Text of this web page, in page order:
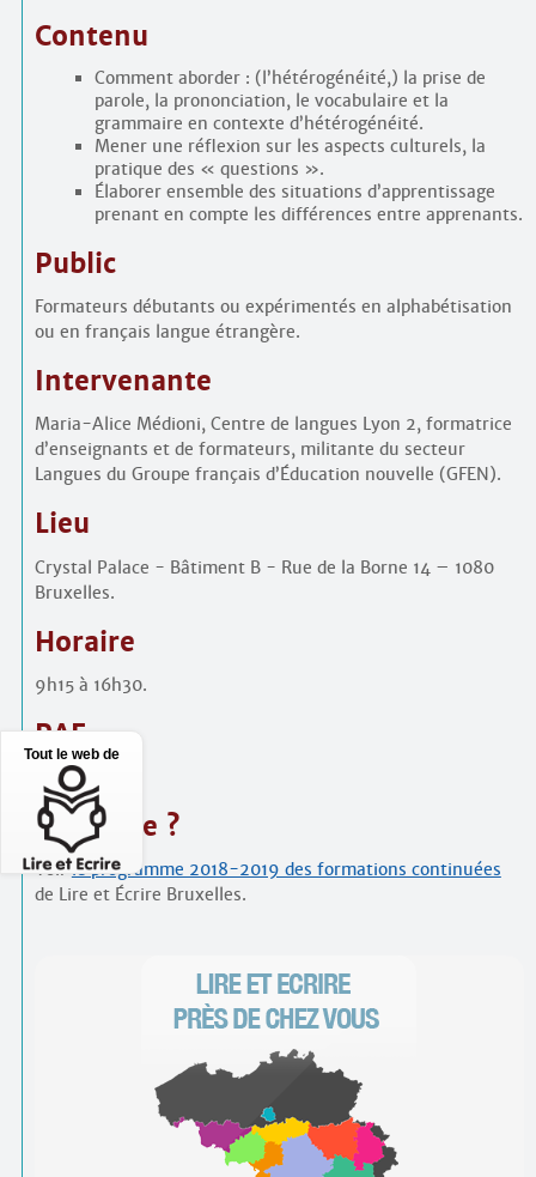
Contenu
Comment aborder : (l’hétérogénéité,) la prise de
parole, la prononciation, le vocabulaire et la
grammaire en contexte d’hétérogénéité.
Mener une réflexion sur les aspects culturels, la
pratique des « questions ».
Élaborer ensemble des situations d’apprentissage
prenant en compte les différences entre apprenants.
Public
Formateurs débutants ou expérimentés en alphabétisation
ou en français langue étrangère.
Intervenante
Maria-Alice Médioni, Centre de langues Lyon 2, formatrice
d’enseignants et de formateurs, militante du secteur
Langues du Groupe français d’Éducation nouvelle (GFEN).
Lieu
Crystal Palace - Bâtiment B - Rue de la Borne 14 – 1080
Bruxelles.
Horaire
9h15 à 16h30.
PAF
75 €.
S’inscrire ?
Voirle programme 2018-2019 des formations continuées
de Lire et Écrire Bruxelles.
Tout le web de